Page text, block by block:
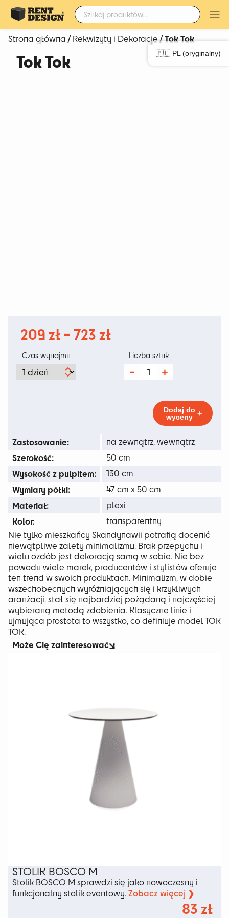
Szukaj:
🇵🇱 PL (oryginalny)
Strona główna/Rekwizyty i Dekoracje/ Tok Tok
Tok Tok
209 zł–723 złZakres
cen:
Czas wynajmu
ilość
Liczba sztuk
Dodaj do
wyceny
Zastosowanie: na zewnątrz, wewnątrz
Szerokość: 50 cm
Wysokość z pulpitem: 130 cm
Wymiary półki: 47 cm x 50 cm
Materiał: plexi
Kolor:
transparentny
Nie tylko mieszkańcy Skandynawii potrafią docenić
niewątpliwe zalety minimalizmu. Brak przepychu i
wielu ozdób jest dekoracją samą w sobie. Nie bez
powodu wiele marek, producentów i stylistów oferuje
ten trend w swoich produktach. Minimalizm, w dobie
wszechobecnych wyróżniających się i krzykliwych
aranżacji, stał się najbardziej pożądaną i najczęściej
wybieraną metodą zdobienia. Klasyczne linie i
ujmująca prostota to wszystko, co definiuje model TOK
TOK.
Może Cię zainteresować
STOLIK BOSCO M
Stolik BOSCO M sprawdzi się jako nowoczesny i
funkcjonalny stolik eventowy. Zobacz więcej ❯
83 zł